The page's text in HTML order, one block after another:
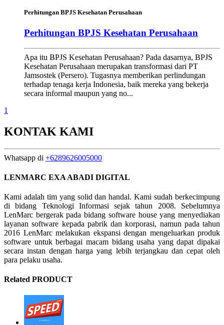
Perhitungan BPJS Kesehatan Perusahaan
Perhitungan BPJS Kesehatan Perusahaan
Apa itu BPJS Kesehatan Perusahaan? Pada dasarnya, BPJS
Kesehatan Perusahaan merupakan transformasi dari PT
Jamsostek (Persero). Tugasnya memberikan perlindungan
terhadap tenaga kerja Indonesia, baik mereka yang bekerja
secara informal maupun yang no...
1
KONTAK KAMI
Whatsapp di +6289626005000
LENMARC EXA ABADI DIGITAL
Kami adalah tim yang solid dan handal. Kami sudah berkecimpung
di bidang Teknologi Informasi sejak tahun 2008. Sebelumnya
LenMarc bergerak pada bidang software house yang menyediakan
layanan software kepada pabrik dan korporasi, namun pada tahun
2016 LenMarc melakukan ekspansi dengan mengeluarkan produk
software untuk berbagai macam bidang usaha yang dapat dipakai
secara instan dengan harga yang lebih terjangkau dan cepat oleh
para pelaku usaha.
Related PRODUCT